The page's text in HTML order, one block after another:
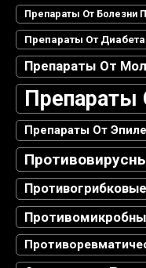
Препараты От Болезни
Препараты От Диабета
Препараты От
Препараты От